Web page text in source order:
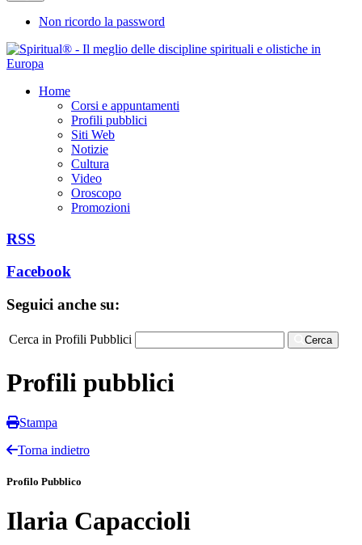
Non ricordo la password
Home
Corsi e appuntamenti
Profili pubblici
Siti Web
Notizie
Cultura
Video
Oroscopo
Promozioni
RSS
Facebook
Seguici anche su:
Cerca in Profili Pubblici Cerca
Profili pubblici
Stampa
Torna indietro
Profilo Pubblico
Ilaria Capaccioli